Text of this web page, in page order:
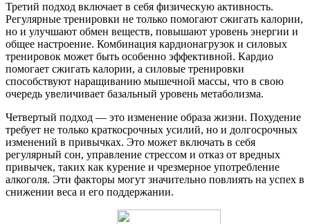
Третий подход включает в себя физическую активность.
Регулярные тренировки не только помогают сжигать калории,
но и улучшают обмен веществ, повышают уровень энергии и
общее настроение. Комбинация кардионагрузок и силовых
тренировок может быть особенно эффективной. Кардио
помогает сжигать калории, а силовые тренировки
способствуют наращиванию мышечной массы, что в свою
очередь увеличивает базальный уровень метаболизма.
Четвертый подход — это изменение образа жизни. Похудение
требует не только краткосрочных усилий, но и долгосрочных
изменений в привычках. Это может включать в себя
регулярный сон, управление стрессом и отказ от вредных
привычек, таких как курение и чрезмерное употребление
алкоголя. Эти факторы могут значительно повлиять на успех в
снижении веса и его поддержании.